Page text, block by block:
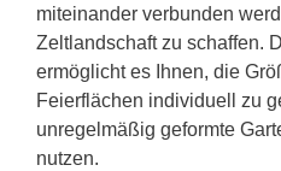
miteinander verbunden
Zeltlandschaft zu schaffen.
ermöglicht es Ihnen, die
Feierflächen individuell zu
unregelmäßig geformte
nutzen.